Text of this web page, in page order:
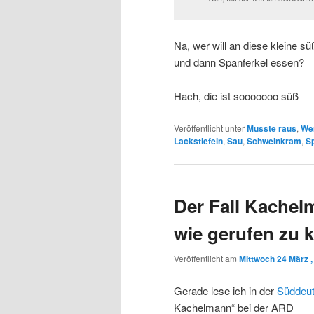
Na, wer will an diese kleine
und dann Spanferkel essen?
Hach, die ist sooooooo süß
Veröffentlicht unterMusste raus,
Lackstiefeln, Sau, Schweinkram,
Der Fall
wie gerufen zu
Veröffentlicht am Mittwoch 24 März
Gerade lese ich in der
Kachelmann“ bei der ARD